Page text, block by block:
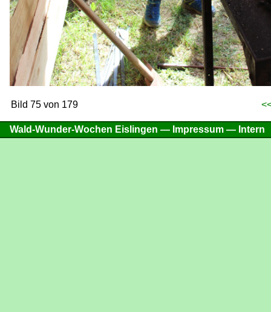
Bild 75 von 179
Wald-Wunder-Wochen Eislingen — Impressum — Intern